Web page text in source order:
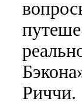
Риччи.